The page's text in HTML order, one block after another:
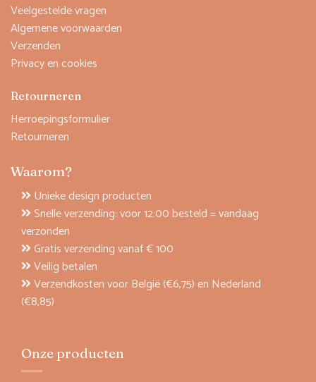
Veelgestelde vragen
Algemene voorwaarden
Verzenden
Privacy en cookies
Retourneren
Herroepingsformulier
Retourneren
Waarom?
Unieke design producten
Snelle verzending: voor 12:00 besteld = vandaag
verzonden
Gratis verzending vanaf € 100
Veilig betalen
Verzendkosten voor België (€6,75) en Nederland
(€8,85)
Onze producten